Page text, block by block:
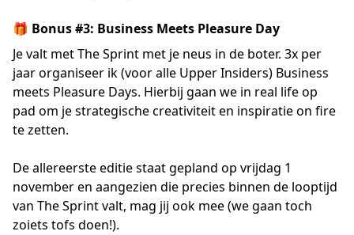
🎁 Bonus #3: Business Meets Pleasure Day
Je valt met The Sprint met je neus in de boter. 3x per
jaar organiseer ik (voor alle Upper Insiders) Business
meets Pleasure Days. Hierbij gaan we in real life op
pad om je strategische creativiteit en inspiratie on fire
te zetten.
De allereerste editie staat gepland op vrijdag 1
november en aangezien die precies binnen de looptijd
van The Sprint valt, mag jij ook mee (we gaan toch
zoiets tofs doen!).